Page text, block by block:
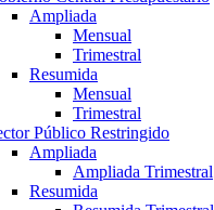
Ampliada
Mensual
Trimestral
Resumida
Mensual
Trimestral
Público Restringido
Ampliada
Ampliada Trimestral
Resumida